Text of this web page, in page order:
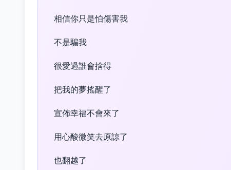
相信你只是怕傷害我
不是騙我
很愛過誰會捨得
把我的夢搖醒了
宣佈幸福不會來了
用心酸微笑去原諒了
也翻越了